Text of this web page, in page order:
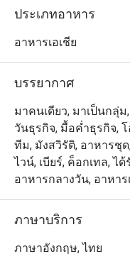
สมัยภายใต้บรรยากาศ
เข้มข้นผสมผสานกับอิท
ฮานอยกระทะร้อน แล
ประเภทอาหาร
อาหารเอเชีย
บรรยากาศ
มาคนเดียว, มาเป็นกลุ่
วันธุรกิจ, มื้อค่ำธุรกิจ,
ทีม, มังสวิรัติ, อาหารชุ
ไวน์, เบียร์, ค็อกเทล, ไ
อาหารกลางวัน, อาหาร
ภาษาบริการ
ภาษาอังกฤษ, ไทย